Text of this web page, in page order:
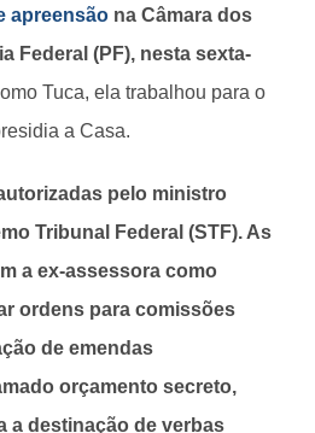
apreensão na Câmara dos
Federal (PF), nesta sexta-
Tuca, ela trabalhou para o
a Casa.
pelo ministro
Tribunal Federal (STF). As
a ex-assessora como
ordens para comissões
de emendas
orçamento secreto,
a destinação de verbas